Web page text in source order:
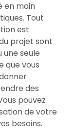
en main
Tout
est
projet sont
seule
que vous
des
pouvez
de votre
besoins.